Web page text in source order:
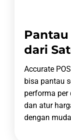
Pantau
dari
Accurate
bisa pantau
performa per
dan atur
dengan